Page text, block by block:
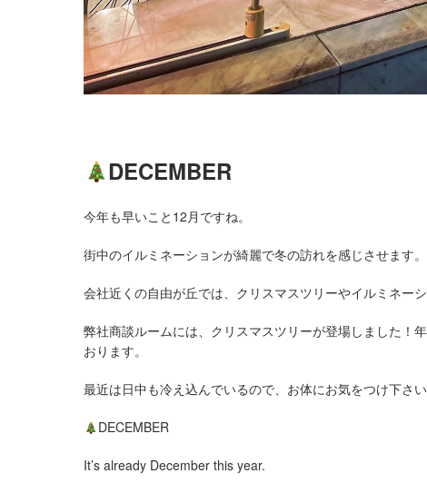
DECEMBER
今年も早いこと12月ですね。
街中のイルミネーションが綺麗で冬の訪れを感じさせます。
会社近くの自由が丘では、クリスマスツリーやイルミネー
弊社商談ルームには、クリスマスツリーが登場しました！
おります。
最近は日中も冷え込んでいるので、お体にお気をつけ下さい
DECEMBER
It’s already December this year.